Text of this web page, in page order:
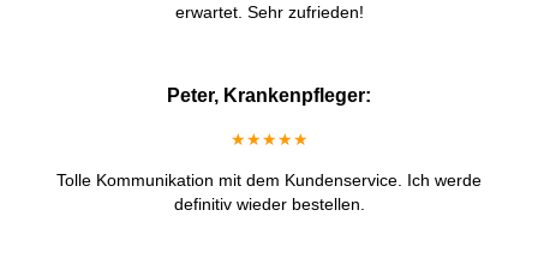
erwartet. Sehr zufrieden!
Peter, Krankenpfleger:
★★★★★
Tolle Kommunikation mit dem Kundenservice. Ich werde
definitiv wieder bestellen.